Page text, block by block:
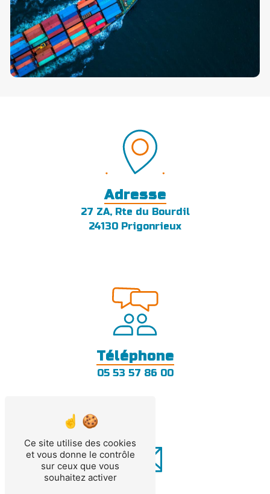
Adresse
27 ZA, Rte du Bourdil
24130 Prigonrieux
Téléphone
05 53 57 86 00
Ce site utilise des cookies
et vous donne le contrôle
sur ceux que vous
souhaitez activer